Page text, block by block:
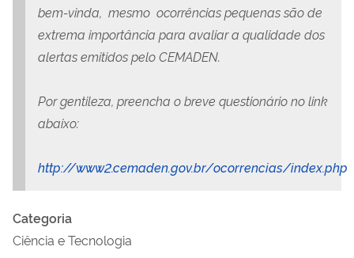
bem-vinda, mesmo ocorrências pequenas são de
extrema importância para avaliar a qualidade dos
alertas emitidos pelo CEMADEN.
Por gentileza, preencha o breve questionário no link
abaixo:
http://www2.cemaden.gov.br/ocorrencias/index.php
Categoria
Ciência e Tecnologia